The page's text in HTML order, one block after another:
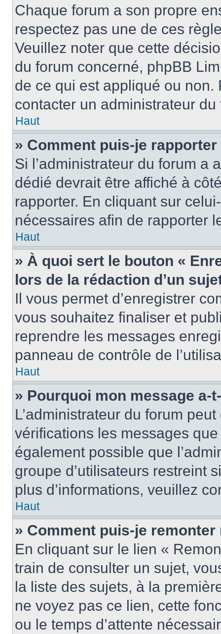
Chaque forum a son propre
respectez pas une de ces
Veuillez noter que cette
du forum concerné, phpBB
de ce qui est appliqué ou non.
contacter un administrateur du
Haut
» Comment puis-je
Si l’administrateur du forum a
dédié devrait être affiché à
rapporter. En cliquant sur
nécessaires afin de rapporter
Haut
» À quoi sert le bouton «
lors de la rédaction d’un
Il vous permet d’enregistrer
vous souhaitez finaliser et
reprendre les messages
panneau de contrôle de
Haut
» Pourquoi mon message a-
L’administrateur du forum
vérifications les messages
également possible que
groupe d’utilisateurs restreint
plus d’informations, veuillez
Haut
» Comment puis-je
En cliquant sur le lien «
train de consulter un sujet,
la liste des sujets, à la
ne voyez pas ce lien, cette
ou le temps d’attente